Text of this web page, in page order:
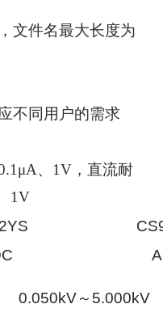
文件名最大长度为
不同用户的需求
、1V，直流耐
1V
0.050kV～5.000kV